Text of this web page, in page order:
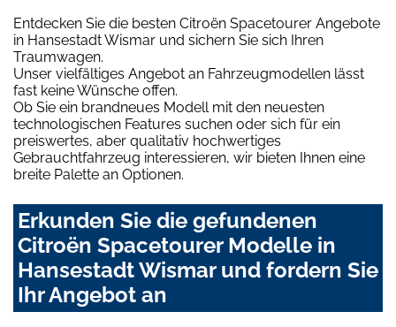
Entdecken Sie die besten Citroën Spacetourer Angebote
in Hansestadt Wismar und sichern Sie sich Ihren
Traumwagen.
Unser vielfältiges Angebot an Fahrzeugmodellen lässt
fast keine Wünsche offen.
Ob Sie ein brandneues Modell mit den neuesten
technologischen Features suchen oder sich für ein
preiswertes, aber qualitativ hochwertiges
Gebrauchtfahrzeug interessieren, wir bieten Ihnen eine
breite Palette an Optionen.
Erkunden Sie die gefundenen
Citroën Spacetourer Modelle in
Hansestadt Wismar und fordern Sie
Ihr Angebot an